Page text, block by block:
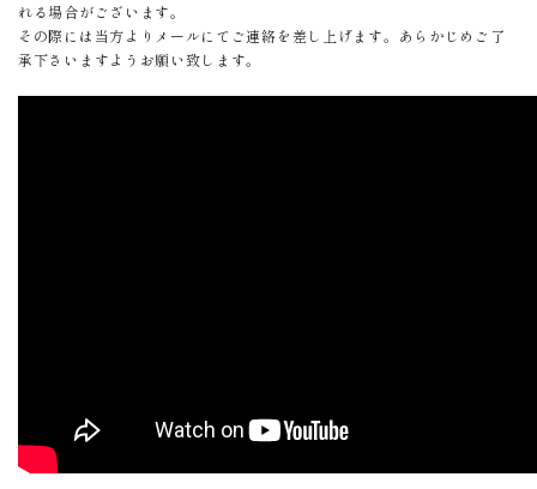
れる場合がございます。
その際には当方よりメールにてご連絡を差し上げます。あらかじめご了
承下さいますようお願い致します。